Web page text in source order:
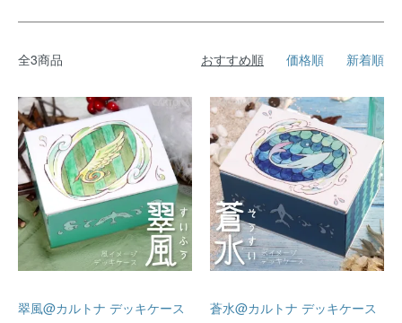
全3商品 おすすめ順 価格順 新着順
翠風@カルトナ デッキケース
蒼水@カルトナ デッキケース